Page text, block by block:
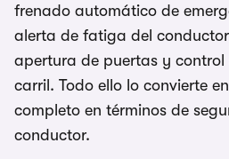
frenado automático de
alerta de fatiga del
apertura de puertas y control
carril. Todo ello lo convierte
completo en términos de
conductor.